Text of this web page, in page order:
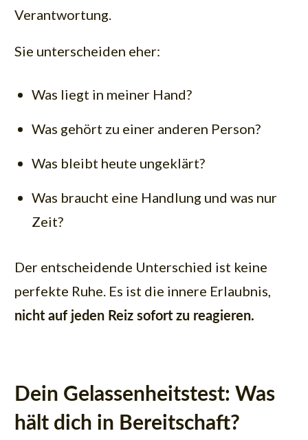
Verantwortung.
Sie unterscheiden eher:
Was liegt in meiner Hand?
Was gehört zu einer anderen Person?
Was bleibt heute ungeklärt?
Was braucht eine Handlung und was nur
Zeit?
Der entscheidende Unterschied ist keine
perfekte Ruhe. Es ist die innere Erlaubnis,
nicht auf jeden Reiz sofort zu reagieren.
Dein Gelassenheitstest: Was
hält dich in Bereitschaft?